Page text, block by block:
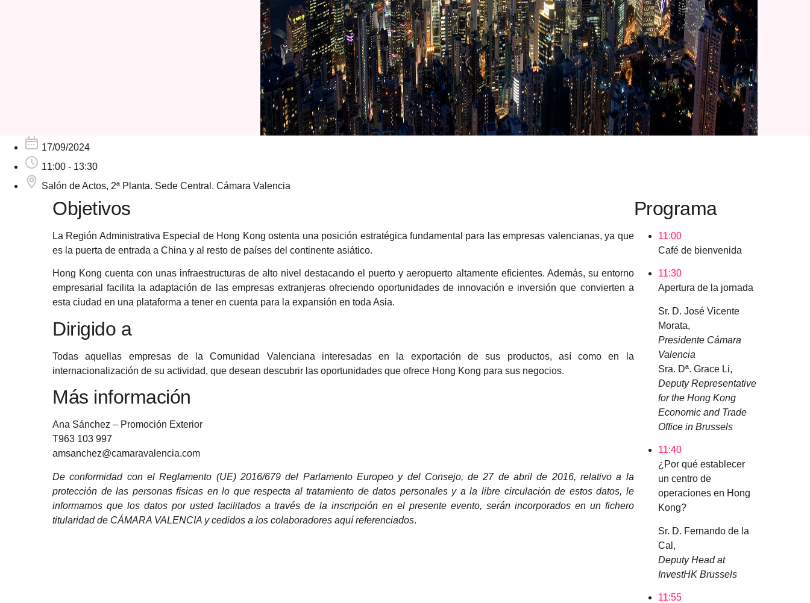
17/09/2024
11:00 - 13:30
Salón de Actos, 2ª Planta. Sede Central. Cámara Valencia
Objetivos
La Región Administrativa Especial de Hong Kong ostenta una posición estratégica fundamental para las empresas valencianas, ya que
es la puerta de entrada a China y al resto de países del continente asiático.
Hong Kong cuenta con unas infraestructuras de alto nivel destacando el puerto y aeropuerto altamente eficientes. Además, su entorno
empresarial facilita la adaptación de las empresas extranjeras ofreciendo oportunidades de innovación e inversión que convierten a
esta ciudad en una plataforma a tener en cuenta para la expansión en toda Asia.
Dirigido a
Todas aquellas empresas de la Comunidad Valenciana interesadas en la exportación de sus productos, así como en la
internacionalización de su actividad, que desean descubrir las oportunidades que ofrece Hong Kong para sus negocios.
Más información
Ana Sánchez – Promoción Exterior
T963 103 997
amsanchez@camaravalencia.com
De conformidad con elReglamento (UE) 2016/679del Parlamento Europeo y del Consejo, de 27 de abril de 2016, relativo a la
protección de las personas físicas en lo que respecta al tratamiento de datos personales y a la libre circulación de estos datos, le
informamos que los datos por usted facilitados a través de la inscripción en el presente evento, serán incorporados en un fichero
titularidad de CÁMARA VALENCIA y cedidos a los colaboradores aquí referenciados.
Programa
11:00
Café de bienvenida
11:30
Apertura de la jornada
Sr. D. José Vicente
Morata,
Presidente Cámara
Valencia
Sra. Dª. Grace Li,
Deputy Representative
for the Hong Kong
Economic and Trade
Office in Brussels
11:40
¿Por qué establecer
un centro de
operaciones en Hong
Kong?
Sr. D. Fernando de la
Cal,
Deputy Head at
InvestHK Brussels
11:55